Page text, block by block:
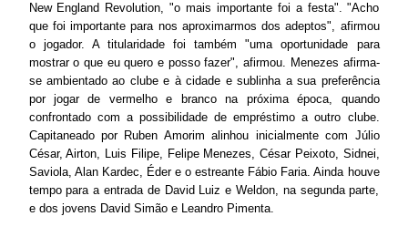
New England Revolution, "o mais importante foi a festa". "Acho
que foi importante para nos aproximarmos dos adeptos", afirmou
o jogador. A titularidade foi também "uma oportunidade para
mostrar o que eu quero e posso fazer", afirmou. Menezes afirma-
se ambientado ao clube e à cidade e sublinha a sua preferência
por jogar de vermelho e branco na próxima época, quando
confrontado com a possibilidade de empréstimo a outro clube.
Capitaneado por Ruben Amorim alinhou inicialmente com Júlio
César, Airton, Luis Filipe, Felipe Menezes, César Peixoto, Sidnei,
Saviola, Alan Kardec, Éder e o estreante Fábio Faria. Ainda houve
tempo para a entrada de David Luiz e Weldon, na segunda parte,
e dos jovens David Simão e Leandro Pimenta.